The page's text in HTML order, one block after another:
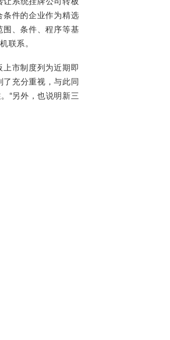
条件的企业作为精选
、条件、程序等基
联系。
市制度列为近期即
充分重视，与此同
“另外，也说明新三